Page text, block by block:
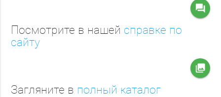
question_answer
Посмотрите в нашей справке по
сайту
collections
Загляните в полный каталог